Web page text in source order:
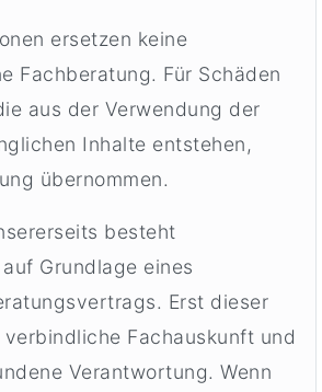
ersetzen keine
Fachberatung. Für Schäden
aus der Verwendung der
Inhalte entstehen,
übernommen.
besteht
Grundlage eines
Erst dieser
Fachauskunft und
Verantwortung. Wenn